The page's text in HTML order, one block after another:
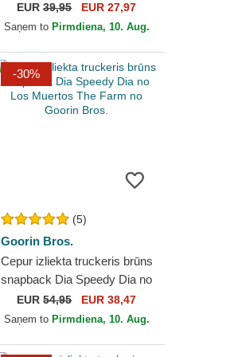
Sport The Farm no Goorin
Bros.
EUR39,95 EUR 27,97
Saņem to Pirmdiena, 10. Aug.
-30%
(5)
Goorin Bros.
Cepur izliekta truckeris brūns
snapback Dia Speedy Dia no
Los Muertos The Farm no
Goorin Bros.
EUR54,95 EUR 38,47
Saņem to Pirmdiena, 10. Aug.